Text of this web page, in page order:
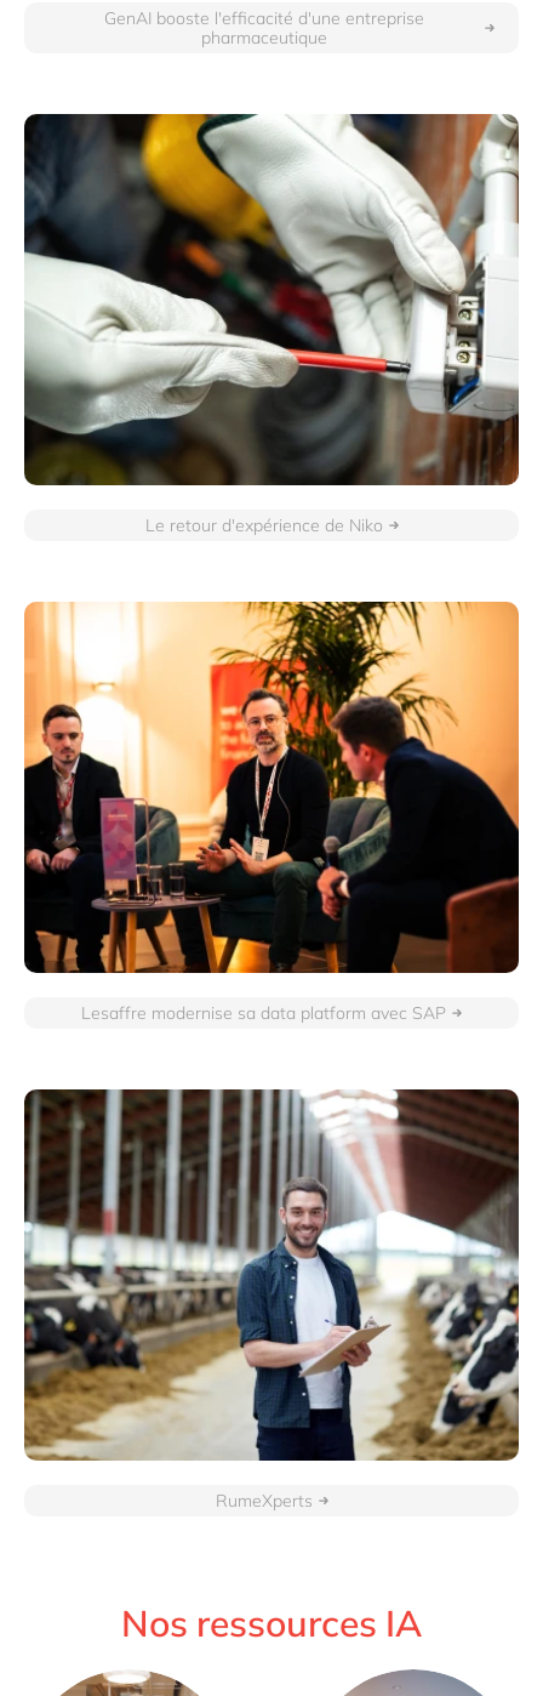
GenAI booste l'efficacité d'une entreprise
pharmaceutique
Le retour d'expérience de Niko
Lesaffre modernise sa data platform avec SAP
RumeXperts
Nos ressources IA